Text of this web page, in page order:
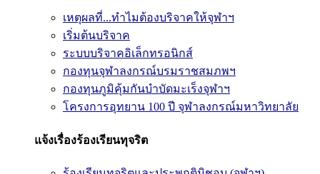
เหตุผลที่...ทำไมต้องบริจาคให้จุฬาฯ
เริ่มต้นบริจาค
ระบบบริจาคอิเล็กทรอนิกส์
กองทุนจุฬาลงกรณ์บรมราชสมภพฯ
กองทุนภูมิคุ้มกันบำบัดมะเร็งจุฬาฯ
โครงการอุทยาน 100 ปี จุฬาลงกรณ์มหาวิทยาลัย
แจ้งเรื่องร้องเรียนทุจริต